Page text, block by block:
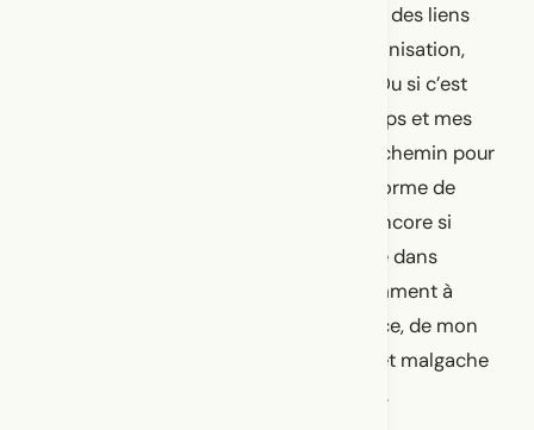
cherche à combler des vides, à réparer des liens
culturels qui ont été rompus par la colonisation,
l’immigration, la distance et le temps. Ou si c’est
parce que parler au « je », avec mon corps et mes
mouvements, est pour moi le meilleur chemin pour
créer un art viscéral et teinté par une forme de
vulnérabilité, de profondeur. Ou bien encore si
c’est parce que la société et le système dans
lesquels j’évolue me poussent constamment à
parler de mon identité, de ma différence, de mon
« exotisme », de mon histoire chinoise et malgache
plutôt que de mon histoire québécoise.